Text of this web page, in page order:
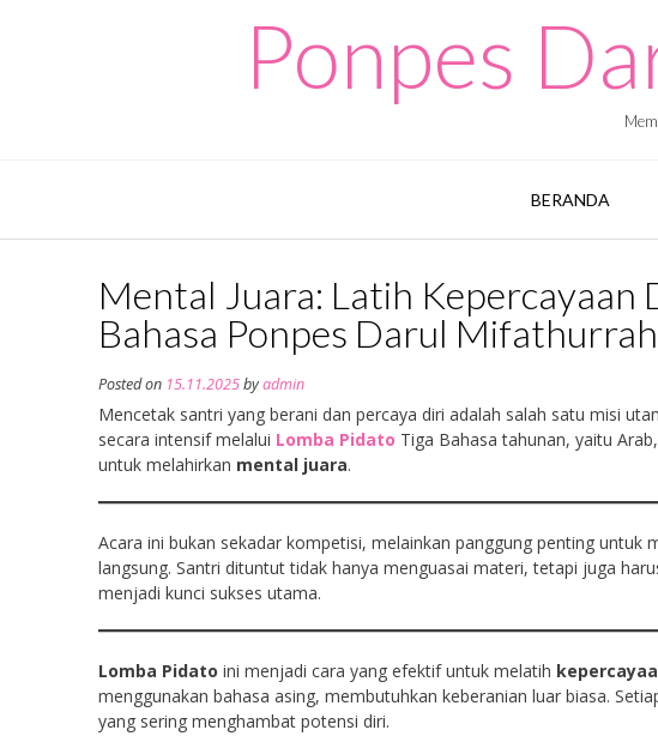
Ponpes
BERANDA
Mental Juara: Latih Kepercayaan
Bahasa Ponpes Darul
Posted on 15.11.2025byadmin
Mencetak santri yang berani dan percaya diri adalah salah satu misi
secara intensif melalui Lomba Pidato Tiga Bahasa tahunan, yaitu
untuk melahirkan mental juara.
Acara ini bukan sekadar kompetisi, melainkan panggung penting
langsung. Santri dituntut tidak hanya menguasai materi, tetapi juga
menjadi kunci sukses utama.
Lomba Pidato ini menjadi cara yang efektif untuk melatih
menggunakan bahasa asing, membutuhkan keberanian luar biasa.
yang sering menghambat potensi diri.